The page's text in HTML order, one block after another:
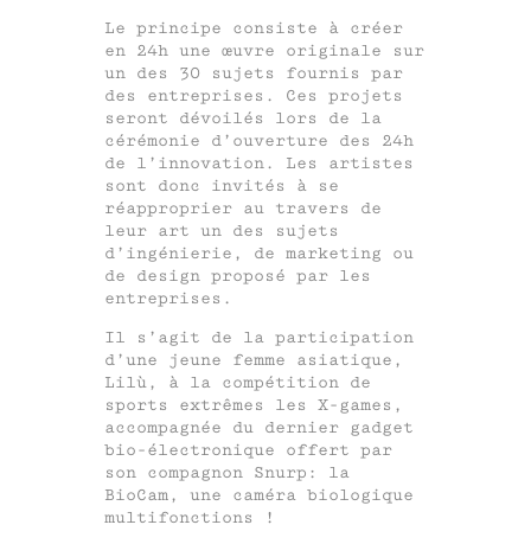
Le principe consiste à créer
en 24h une œuvre originale sur
un des 30 sujets fournis par
des entreprises. Ces projets
seront dévoilés lors de la
cérémonie d’ouverture des 24h
de l’innovation. Les artistes
sont donc invités à se
réapproprier au travers de
leur art un des sujets
d’ingénierie, de marketing ou
de design proposé par les
entreprises.
Il s’agit de la participation
d’une jeune femme asiatique,
Lilù, à la compétition de
sports extrêmes les X-games,
accompagnée du dernier gadget
bio-électronique offert par
son compagnon Snurp: la
BioCam, une caméra biologique
multifonctions !